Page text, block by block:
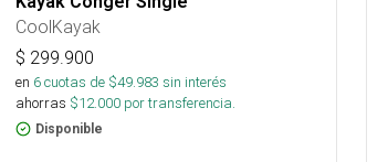
CoolKayak
$ 299.900
en 6cuotas de $49.983 sin interés
ahorras $12.000 por transferencia.
Disponible